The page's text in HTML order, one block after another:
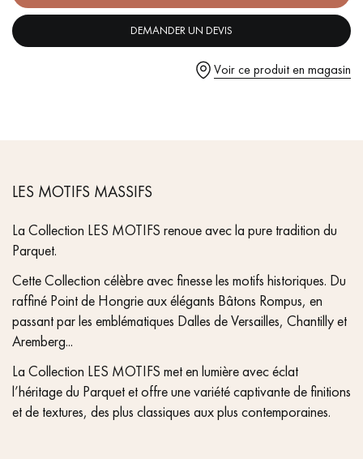
Demandez un rendez-vous personnalisé
DEMANDER UN DEVIS
Voir ce produit en magasin
LES MOTIFS MASSIFS
La Collection LES MOTIFS renoue avec la pure tradition du
Parquet.
Cette Collection célèbre avec finesse les motifs historiques. Du
raffiné Point de Hongrie aux élégants Bâtons Rompus, en
passant par les emblématiques Dalles de Versailles, Chantilly et
Aremberg...
La Collection LES MOTIFS met en lumière avec éclat
l’héritage du Parquet et offre une variété captivante de finitions
et de textures, des plus classiques aux plus contemporaines.